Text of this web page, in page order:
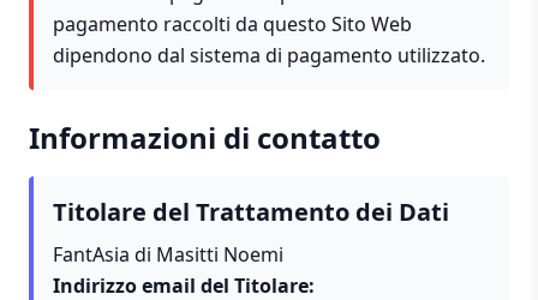
pagamento raccolti da questo Sito Web
dipendono dal sistema di pagamento utilizzato.
Informazioni di contatto
Titolare del Trattamento dei Dati
FantAsia di Masitti Noemi
Indirizzo email del Titolare: